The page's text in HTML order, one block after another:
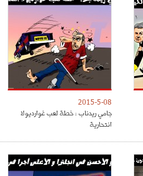
2015-5-08
جامي ريدناب : خطة لعب غوارديولا
انتحارية